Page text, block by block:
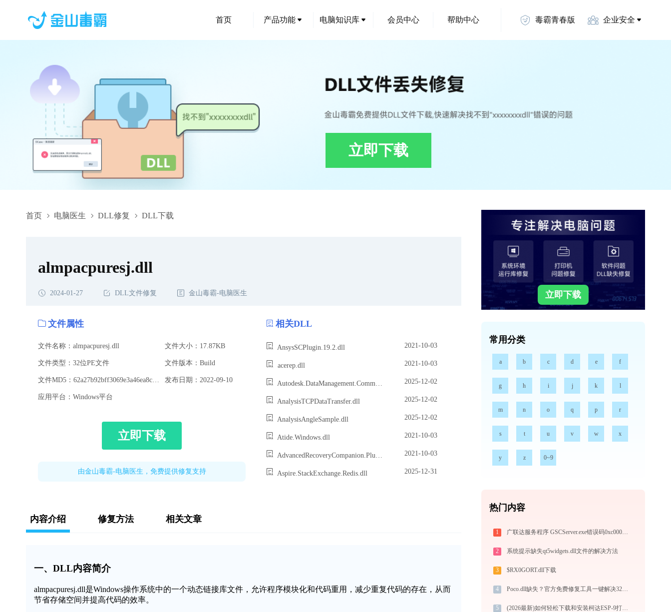
首页 产品功能 电脑知识库 会员中心 帮助中心 毒霸青春版 企业安全
立即下载
首页 电脑医生 DLL修复 DLL下载
almpacpuresj.dll,almpacpuresj.dll下载,almpacpuresj.dll修复
almpacpuresj.dll
2024-01-27 DLL文件修复 金山毒霸-电脑医生
文件属性
文件名称：almpacpuresj.dll 文件大小：17.87KB
文件类型：32位PE文件 文件版本：Build
发布日期：2022-09-10
应用平台：Windows平台
立即下载
由金山毒霸-电脑医生，免费提供修复支持
相关DLL
AnsysSCPlugin.19.2.dll 2021-10-03
acerep.dll 2021-10-03
Autodesk.DataManagement.Common.FileOperationProvider.AutoCADSynergy.dll 2025-12-02
AnalysisTCPDataTransfer.dll 2025-12-02
AnalysisAngleSample.dll 2025-12-02
Atide.Windows.dll 2021-10-03
AdvancedRecoveryCompanion.Plugin.Mtp.dll 2021-10-03
Aspire.StackExchange.Redis.dll 2025-12-31
内容介绍 修复方法 相关文章
一、DLL内容简介
almpacpuresj.dll是Windows操作系统中的一个动态链接库文件，允许程序模块化和代码重用，减少重复代码的存在，从而
节省存储空间并提高代码的效率。
立即下载
常用分类
a b c d e f
g h i j k l
m n o q p r
s t u v w x
y z 0~9
热门内容
1 广联达服务程序 GSCServer.exe错误码0xc0000022处理办法
2 系统提示缺失qt5widgets.dll文件的解决方法
3 $RX0GORT.dll下载
4 Poco.dll缺失？官方免费修复工具一键解决32/64位系统问题
5 (2026最新)如何轻松下载和安装柯达ESP-9打印机驱动？跟着这篇指南走